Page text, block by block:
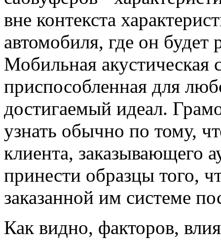
вне контекста
автомобиля, где он будет
Мобильная акустическая
приспособленная для
достигаемый идеал.
узнать обычно по тому,
клиента, заказывающего
принести образцы того,
заказанной им системе
Как видно, факторов,